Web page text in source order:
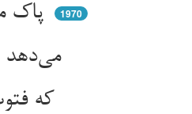
1970
می‌دهد حق هستیش بی‌علتی ** می‌سپارد باز بی‌علت فتی
که فتوت دادن بی علتست ** پاک‌بازی خارج هر ملتست